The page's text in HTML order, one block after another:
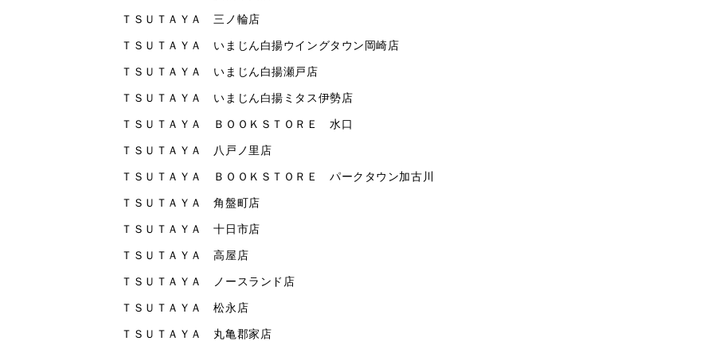
ＴＳＵＴＡＹＡ 三ノ輪店
ＴＳＵＴＡＹＡ いまじん白揚ウイングタウン岡崎店
ＴＳＵＴＡＹＡ いまじん白揚瀬戸店
ＴＳＵＴＡＹＡ いまじん白揚ミタス伊勢店
ＴＳＵＴＡＹＡ ＢＯＯＫＳＴＯＲＥ 水口
ＴＳＵＴＡＹＡ 八戸ノ里店
ＴＳＵＴＡＹＡ ＢＯＯＫＳＴＯＲＥ パークタウン加古川
ＴＳＵＴＡＹＡ 角盤町店
ＴＳＵＴＡＹＡ 十日市店
ＴＳＵＴＡＹＡ 高屋店
ＴＳＵＴＡＹＡ ノースランド店
ＴＳＵＴＡＹＡ 松永店
ＴＳＵＴＡＹＡ 丸亀郡家店